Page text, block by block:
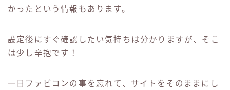
かったという情報もあります。
設定後にすぐ確認したい気持ちは分かりますが、そこ
は少し辛抱です！
一日ファビコンの事を忘れて、サイトをそのままにし